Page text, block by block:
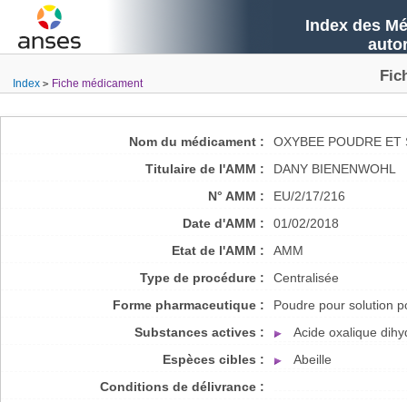
Index des
Index Fiche médicament
Nom du médicament :
OXYBEE POUDRE
Titulaire de l'AMM :
DANY BIENENWOHL
N° AMM :
EU/2/17/216
Date d'AMM :
01/02/2018
Etat de l'AMM :
AMM
Type de procédure :
Centralisée
Forme pharmaceutique :
Poudre pour solution
Substances actives :
Acide oxalique
Espèces cibles :
Abeille
Conditions de délivrance :